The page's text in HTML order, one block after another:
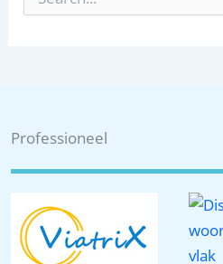
:
Professioneel